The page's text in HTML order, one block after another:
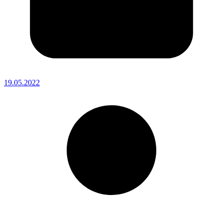
19.05.2022